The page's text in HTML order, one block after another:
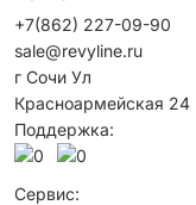
+7(862) 227-09-90
sale@revyline.ru
г Сочи Ул
Красноармейская 24
Поддержка:
Сервис: